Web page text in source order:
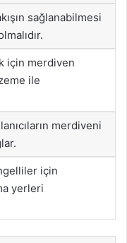
sağlanabilmesi
için merdiven
ile
merdiveni
için
yerleri